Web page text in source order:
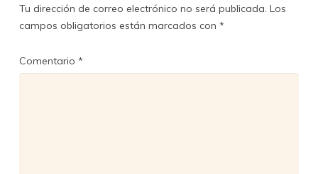
Tu dirección de correo electrónico no será publicada. Los
campos obligatorios están marcados con *
Comentario *